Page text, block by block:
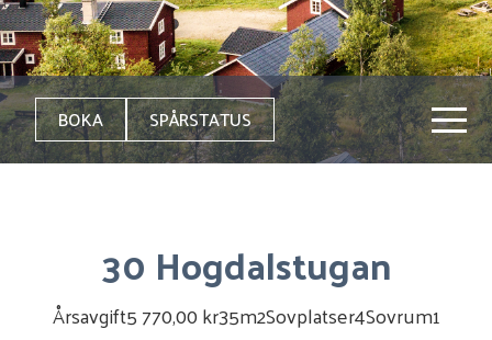
BOKA SPÅRSTATUS
30 Hogdalstugan
Årsavgift5 770,00 kr35m2Sovplatser4Sovrum1